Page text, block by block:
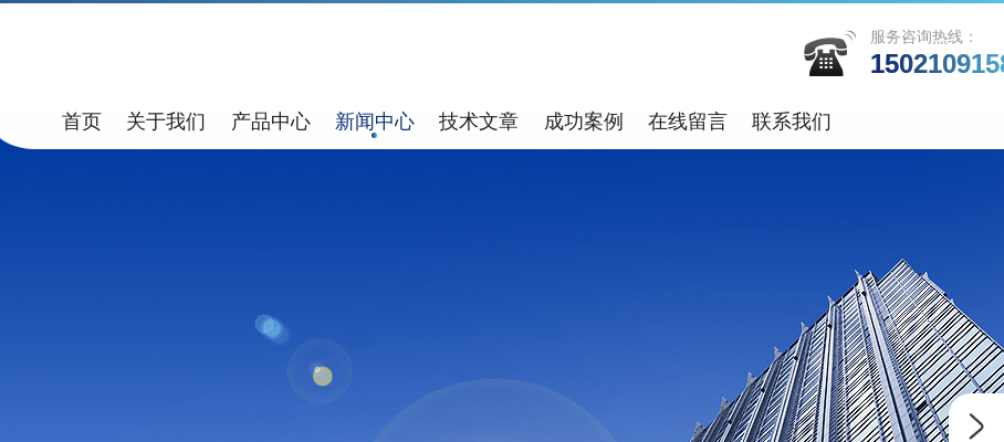
服务咨询热线：
首页 关于我们 产品中心 新闻中心 技术文章 成功案例 在线留言 联系我们